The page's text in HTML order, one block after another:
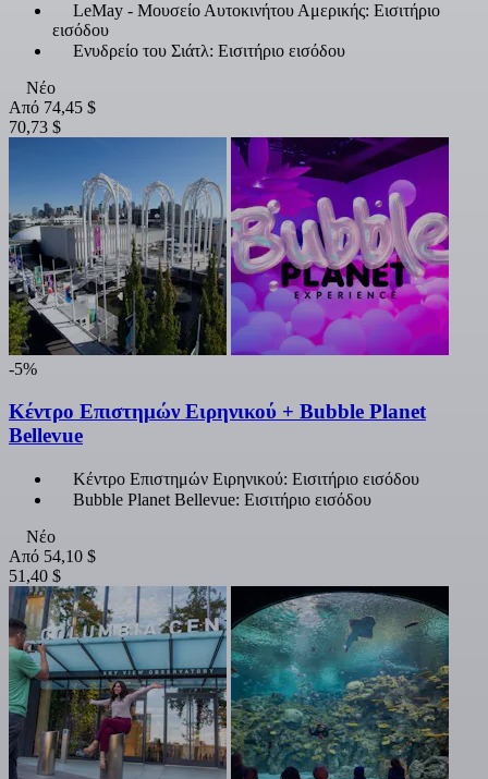
LeMay - Μουσείο Αυτοκινήτου Αμερικής: Εισιτήριο
εισόδου
Ενυδρείο του Σιάτλ: Εισιτήριο εισόδου
Νέο
Από 74,45 $
70,73 $
-5%
Κέντρο Επιστημών Ειρηνικού + Bubble Planet
Bellevue
Κέντρο Επιστημών Ειρηνικού: Εισιτήριο εισόδου
Bubble Planet Bellevue: Εισιτήριο εισόδου
Νέο
Από 54,10 $
51,40 $